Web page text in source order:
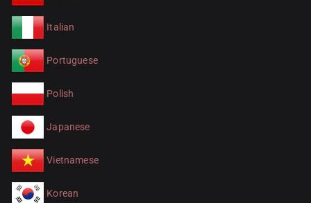
Italian
Portuguese
Polish
Japanese
Vietnamese
Korean